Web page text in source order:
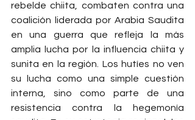
rebelde chiita, combaten contra una
coalición liderada por Arabia Saudita
en una guerra que refleja la más
amplia lucha por la influencia chiita y
sunita en la región. Los hutíes no ven
su lucha como una simple cuestión
interna, sino como parte de una
resistencia contra la hegemonía